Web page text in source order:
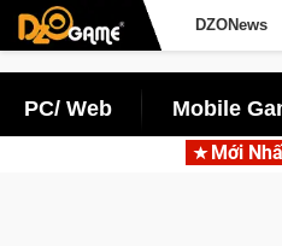
DZONews
PC/ Web Mobile
Mới
Norse Saga: Cửu Giới Thức Tỉnh,